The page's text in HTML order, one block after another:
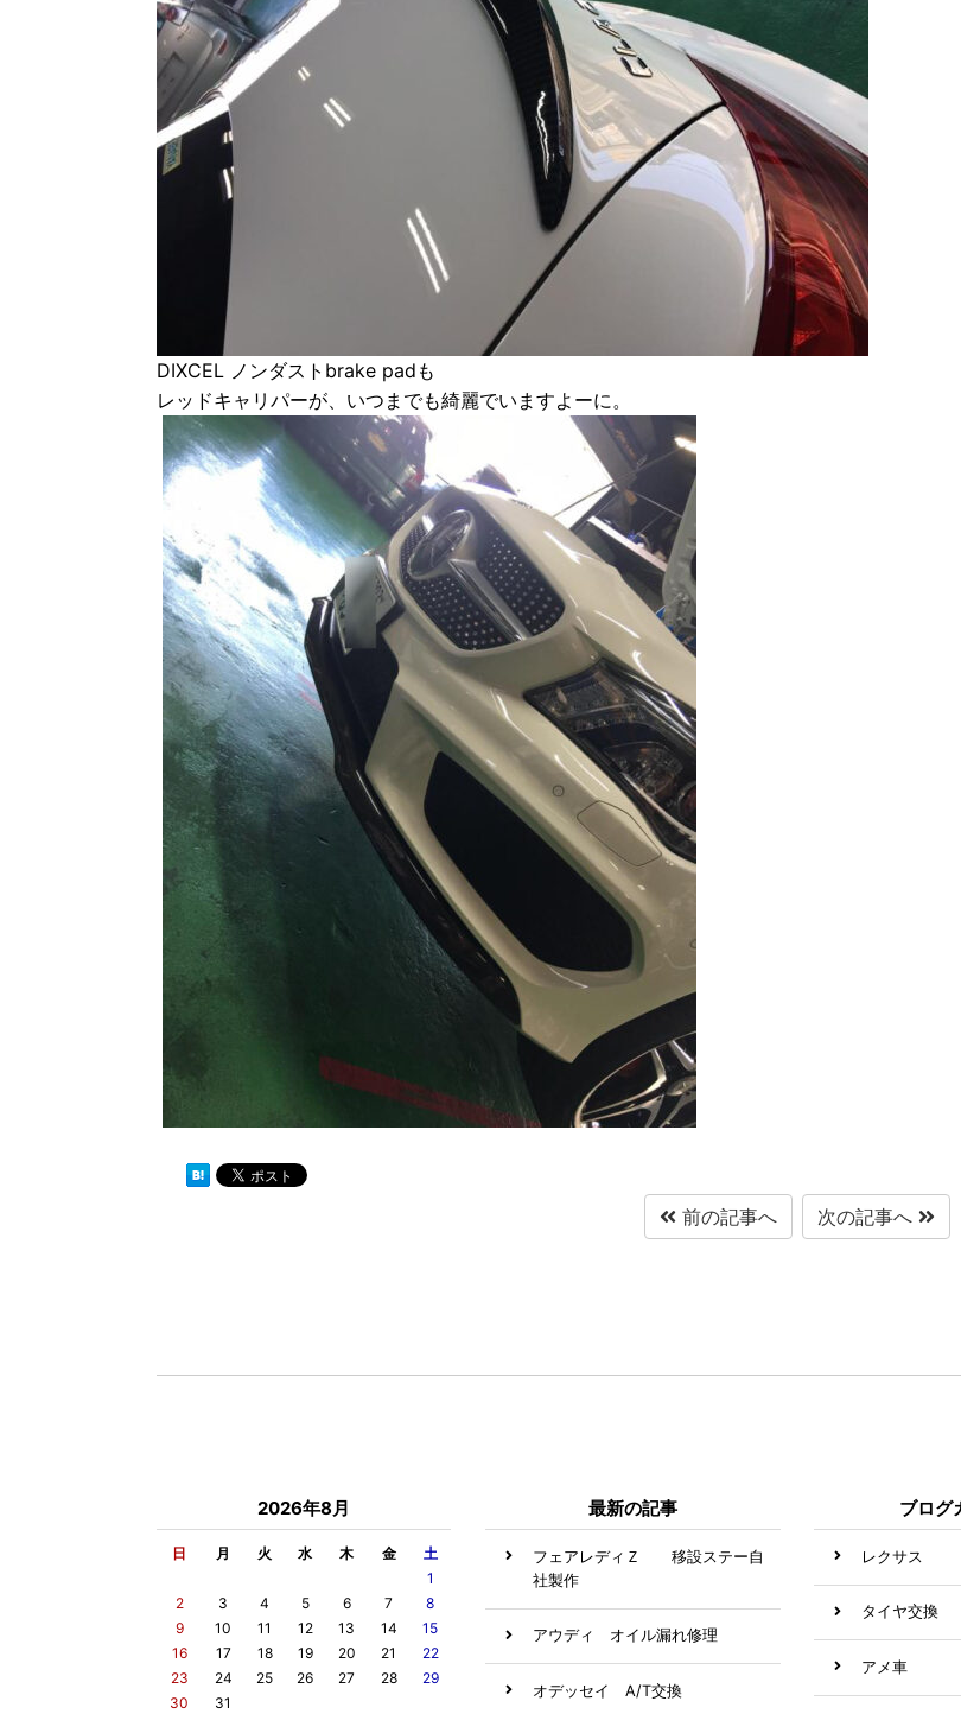
DIXCEL ノンダストbrake padも
レッドキャリパーが、いつまでも綺麗でいますよーに。
前の記事へ 次の記事へ
2026年8月
日 月 火 水 木 金
土
1
2
3 4 5 6 7
8
9
10 11 12 13 14
15
16
17 18 19 20 21
22
23
24 25 26 27 28
29
30
31
最新の記事
フェアレディＺ 移設ステー自
社製作
アウディ オイル漏れ修理
オデッセイ A/T交換
ブログ
レクサス
タイヤ交換
アメ車